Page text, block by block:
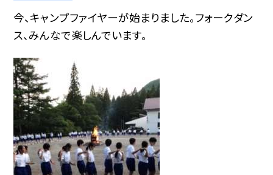
今、キャンプファイヤーが始まりました。フォークダン
ス、みんなで楽しんでいます。